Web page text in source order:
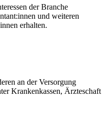
der Branche
und weiteren
erhalten.
an der Versorgung
Krankenkassen, Ärzteschaft